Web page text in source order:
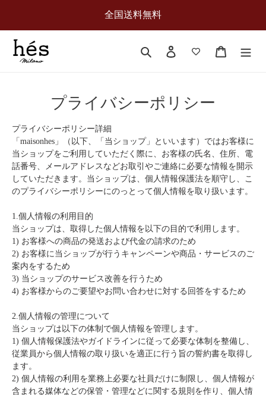
テ
全国送料無料
ログイン カート
プライバシーポリシー
プライバシーポリシー詳細
「maisonhes」（以下、「当ショップ」といいます）ではお客様に
当ショップをご利用していただく際に、お客様の氏名、住所、電
話番号、メールアドレスなどお取引やご連絡に必要な情報を開示
していただきます。当ショップは、個人情報保護法を順守し、こ
のプライバシーポリシーにのっとって個人情報を取り扱います。
1.個人情報の利用目的
当ショップは、取得した個人情報を以下の目的で利用します。
1) お客様への商品の発送および代金の請求のため
2) お客様に当ショップが行うキャンペーンや商品・サービスのご
案内をするため
3) 当ショップのサービス改善を行うため
4) お客様からのご要望やお問い合わせに対する回答をするため
2.個人情報の管理について
当ショップは以下の体制で個人情報を管理します。
1) 個人情報保護法やガイドラインに従って必要な体制を整備し、
従業員から個人情報の取り扱いを適正に行う旨の誓約書を取得し
ます。
2) 個人情報の利用を業務上必要な社員だけに制限し、個人情報が
含まれる媒体などの保管・管理などに関する規則を作り、個人情